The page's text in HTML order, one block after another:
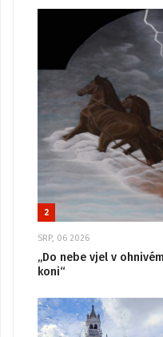
2
SRP, 06 2026
„Do nebe vjel v
koni“